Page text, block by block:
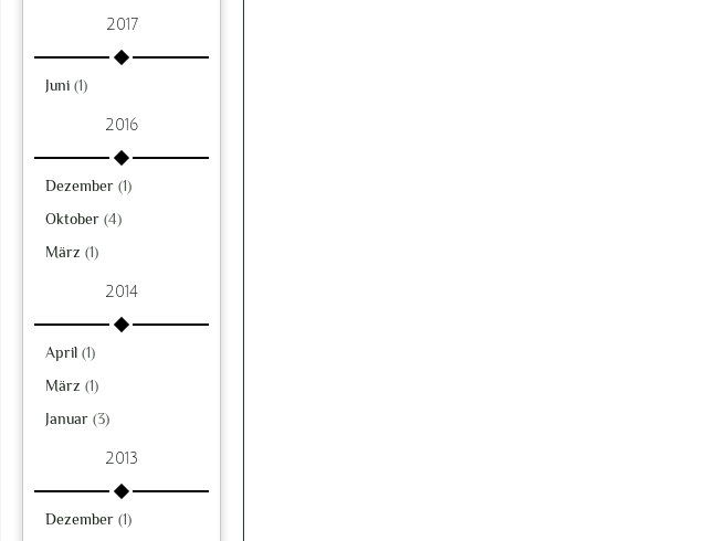
2017
Juni (1)
2016
Dezember (1)
Oktober (4)
März (1)
2014
April (1)
März (1)
Januar (3)
2013
Dezember (1)